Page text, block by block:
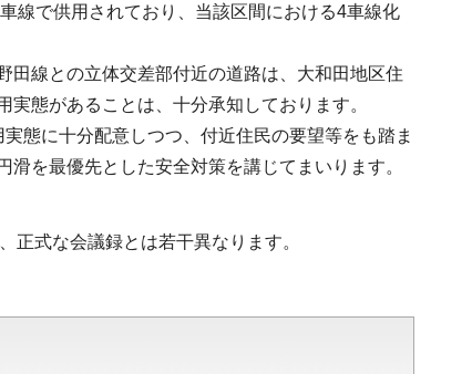
線で供用されており、当該区間における4車線化
田線との立体交差部付近の道路は、大和田地区住
態があることは、十分承知しております。
態に十分配意しつつ、付近住民の要望等をも踏ま
を最優先とした安全対策を講じてまいります。
正式な会議録とは若干異なります。